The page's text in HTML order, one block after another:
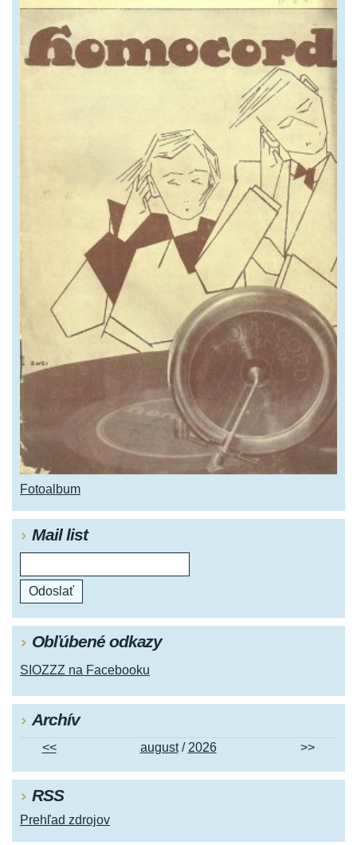
Fotoalbum
Mail list
Obľúbené odkazy
SIOZZZ na Facebooku
Archív
<< august/ 2026 >>
RSS
Prehľad zdrojov